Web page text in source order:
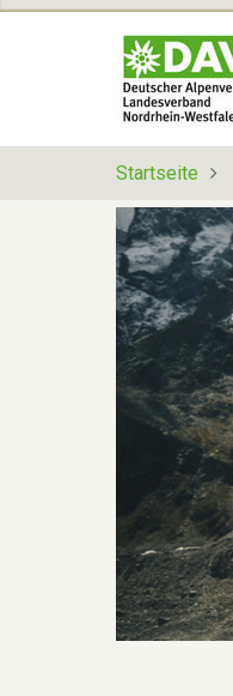
Direkt
Startseite